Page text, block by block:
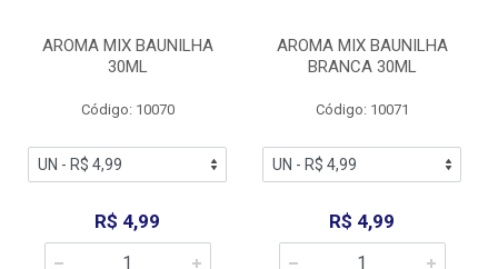
AROMA MIX BAUNILHA
30ML
Código: 10070
R$ 4,99
AROMA MIX BAUNILHA
BRANCA 30ML
Código: 10071
R$ 4,99